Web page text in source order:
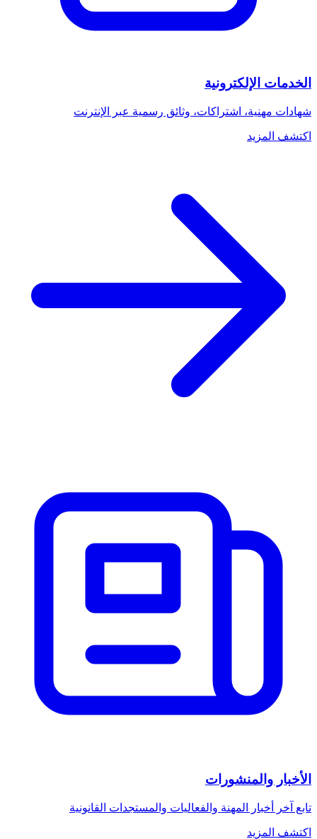
الخدمات الإلكترونية
شهادات مهنية، اشتراكات، وثائق رسمية عبر الإنترنت
اكتشف المزيد
الأخبار والمنشورات
تابع آخر أخبار المهنة والفعاليات والمستجدات القانونية
اكتشف المزيد